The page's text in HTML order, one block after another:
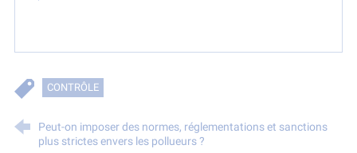
CONTRÔLE
Peut-on imposer des normes, réglementations et sanctions
plus strictes envers les pollueurs ?